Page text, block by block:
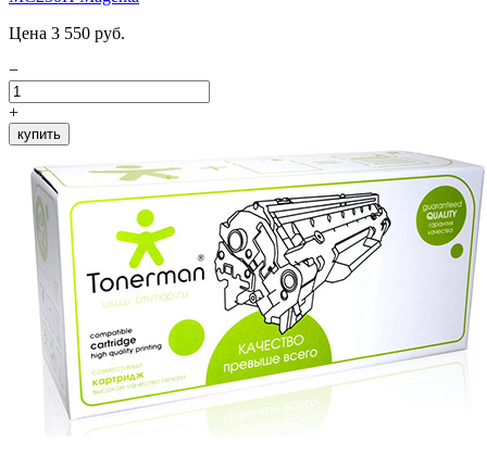
Цена 3 550 руб.
−
+
купить